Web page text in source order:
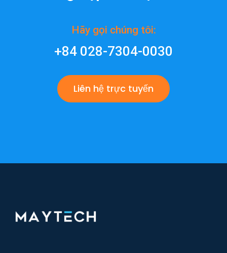
Hãy gọi chúng tôi:
+84 028-7304-0030
Liên hệ trực tuyến